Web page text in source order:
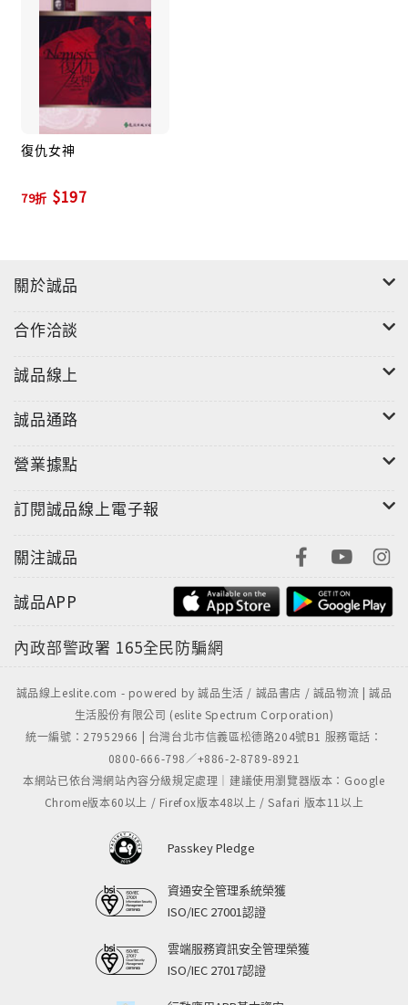
在母親的鼓勵下，大量閱讀各種書籍，並開始創作詩和
短篇故事。
一九一五年第一次世界大戰期間，克莉絲蒂在醫院擔任
藥劑師，從中學習各類毒藥的專業知識，並萌生撰寫推
理小說的構想，處女作《史岱爾莊謀殺案》因此誕生。
她創造的比利時私家偵探赫丘勒‧白羅，是人氣歷久不衰
的代名詞。
一百多篇短篇小說、十七個劇本，以一百零三種文字行
銷全世界，共賣出二十億冊以上。她有好幾部小說被拍
成叫好叫座的電影，如《東方快車謀殺案》、《尼羅河
來，至今仍在倫敦劇院上演，堪稱是最長壽的舞台劇。
小說」的同義字，二者是「謀殺之后」的殊榮。
復仇女神
79折 $197
關於誠品
合作洽談
誠品線上
誠品通路
營業據點
訂閱誠品線上電子報
關注誠品
誠品APP
內政部警政署 165全民防騙網
誠品線上eslite.com - powered by 誠品生活 / 誠品書店 / 誠品物流 | 誠品
生活股份有限公司 (eslite Spectrum Corporation)
統一編號：27952966 | 台灣台北市信義區松德路204號B1 服務電話：
0800-666-798／+886-2-8789-8921
本網站已依台灣網站內容分級規定處理｜建議使用瀏覽器版本：Google
Chrome版本60以上 / Firefox版本48以上 / Safari 版本11以上
Passkey Pledge
資通安全管理系統榮獲
ISO/IEC 27001認證
雲端服務資訊安全管理榮獲
ISO/IEC 27017認證